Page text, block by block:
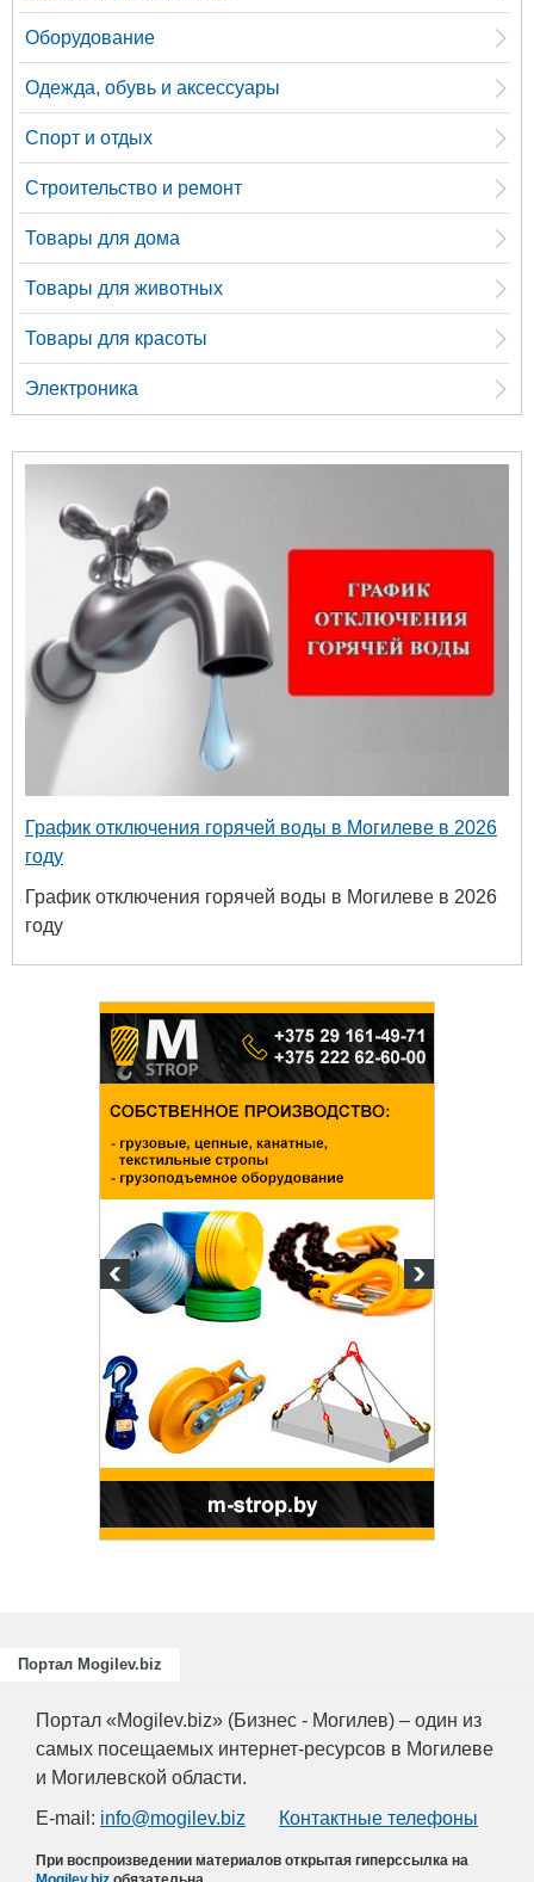
Оборудование
Одежда, обувь и аксессуары
Спорт и отдых
Строительство и ремонт
Товары для дома
Товары для животных
Товары для красоты
Электроника
График отключения горячей воды в Могилеве в 2026
году
График отключения горячей воды в Могилеве в 2026
году
Портал Mogilev.biz
Портал «Mogilev.biz» (Бизнес - Могилев) – один из
самых посещаемых интернет-ресурсов в Могилеве
и Могилевской области.
E-mail: info@mogilev.biz Контактные телефоны
При воспроизведении материалов открытая гиперссылка на